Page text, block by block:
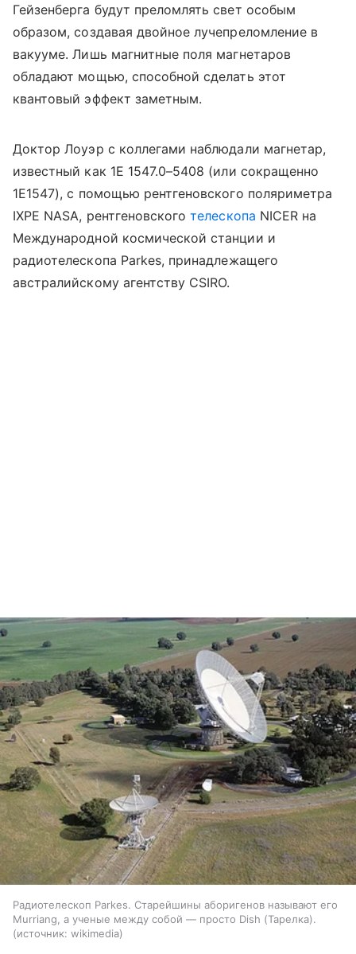
Гейзенберга будут преломлять свет особым
образом, создавая двойное лучепреломление в
вакууме. Лишь магнитные поля магнетаров
обладают мощью, способной сделать этот
квантовый эффект заметным.
Доктор Лоуэр с коллегами наблюдали магнетар,
известный как 1E 1547.0–5408 (или сокращенно
1E1547), с помощью рентгеновского поляриметра
IXPE NASA, рентгеновскоготелескопа NICER на
Международной космической станции и
радиотелескопа Parkes, принадлежащего
австралийскому агентству CSIRO.
Радиотелескоп Parkes. Старейшины аборигенов называют его
Murriang, а ученые между собой — просто Dish (Тарелка).
источник: wikimedia